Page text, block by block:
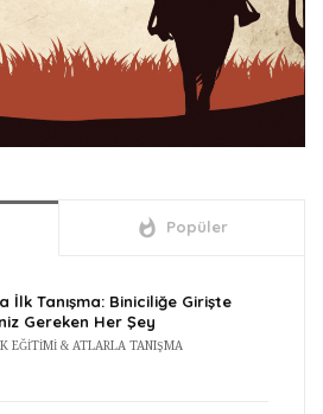
whatshot Popüler
İlk Tanışma: Biniciliğe Girişte
Gereken Her Şey
EĞITIMI & ATLARLA TANIŞMA